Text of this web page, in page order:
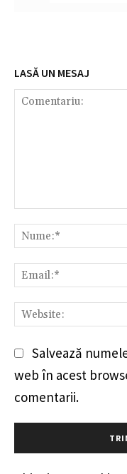
LASĂ UN MESAJ
Salvează
web în acest
comentarii.